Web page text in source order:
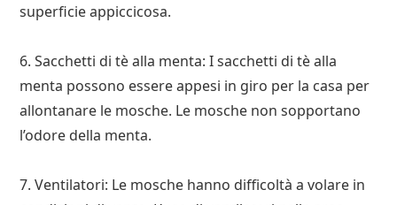
superficie appiccicosa.
6. Sacchetti di tè alla menta: I sacchetti di tè alla
menta possono essere appesi in giro per la casa per
allontanare le mosche. Le mosche non sopportano
l’odore della menta.
7. Ventilatori: Le mosche hanno difficoltà a volare in